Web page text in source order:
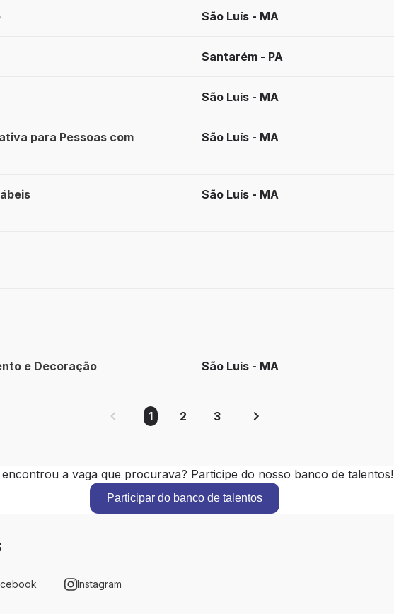
São Luís - MA
Santarém - PA
São Luís - MA
para Pessoas com
São Luís - MA
São Luís - MA
e Decoração São Luís - MA
1 2 3
a vaga que procurava? Participe do nosso banco de talentos!
Participar do banco de talentos
Instagram